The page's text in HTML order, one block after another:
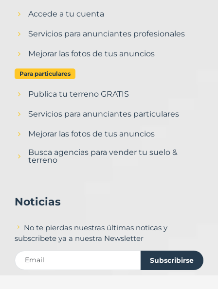
Accede a tu cuenta
Servicios para anunciantes profesionales
Mejorar las fotos de tus anuncios
Para particulares
Publica tu terreno GRATIS
Servicios para anunciantes particulares
Mejorar las fotos de tus anuncios
Busca agencias para vender tu suelo &
terreno
Noticias
No te pierdas nuestras últimas noticas y
subscribete ya a nuestra Newsletter
Subscribirse